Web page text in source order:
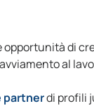
opportunità di
al
partnerdi profili